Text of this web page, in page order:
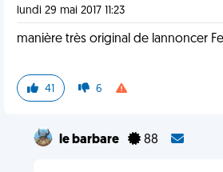
lundi 29 mai 2017 11:23
manière très original de lannoncer
41 6
le barbare 88